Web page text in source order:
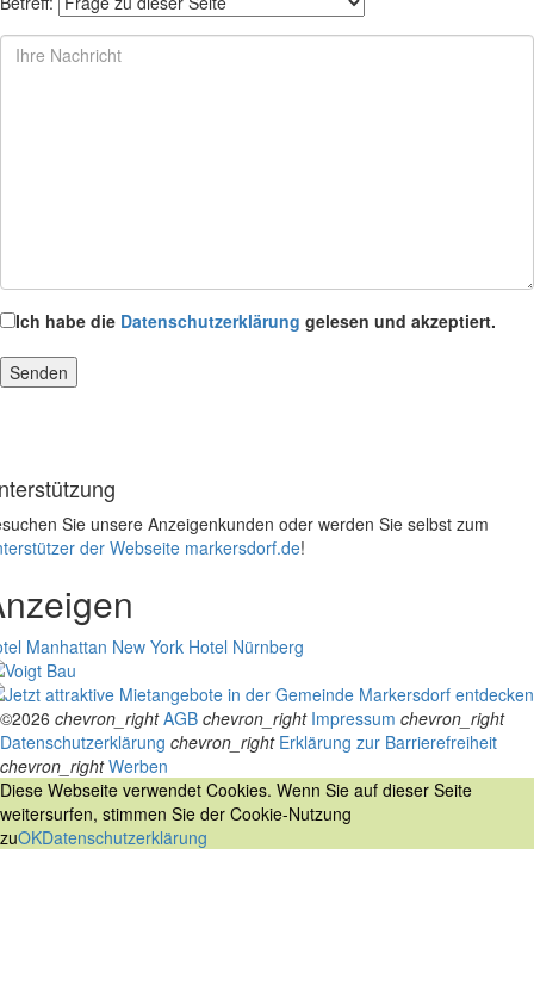
Ich habe die Datenschutzerklärung gelesen und akzeptiert.
Sie unsere Anzeigenkunden oder werden Sie selbst zum
der Webseite markersdorf.de!
Manhattan New York Hotel Nürnberg
©2026 chevron_right AGB chevron_right Impressum chevron_right
Datenschutzerklärung chevron_right Erklärung zur Barrierefreiheit
chevron_right Werben
Diese Webseite verwendet Cookies. Wenn Sie auf dieser Seite
weitersurfen, stimmen Sie der Cookie-Nutzung
zuOKDatenschutzerklärung